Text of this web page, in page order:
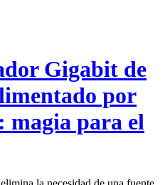
Gigabit de
por
magia para el